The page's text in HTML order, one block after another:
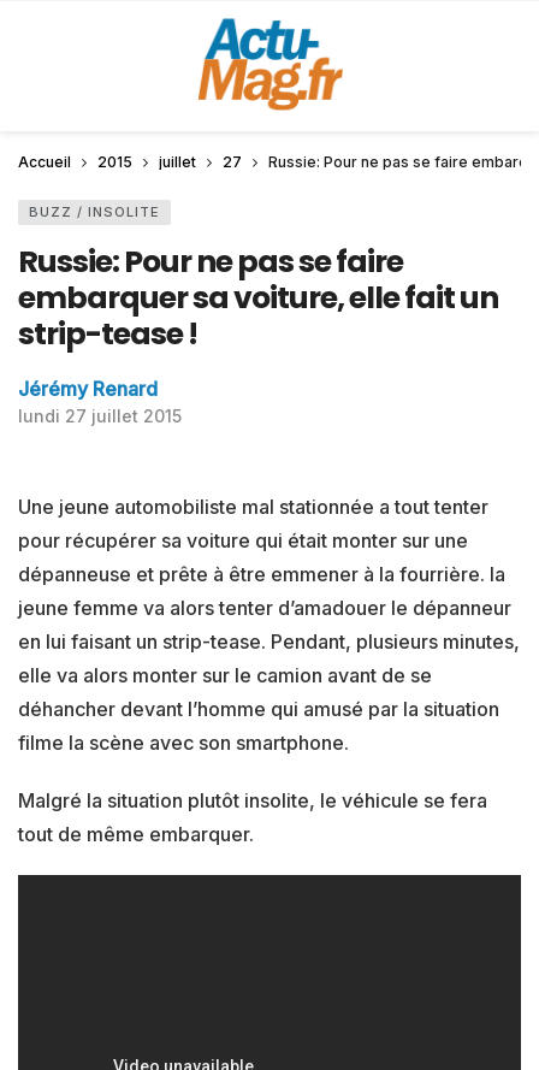
Accueil 2015 juillet 27 Russie: Pour ne pas se faire
BUZZ / INSOLITE
Russie: Pour ne pas se faire
embarquer sa voiture, elle fait un
strip-tease !
Jérémy Renard
lundi 27 juillet 2015
Une jeune automobiliste mal stationnée a tout tenter
pour récupérer sa voiture qui était monter sur une
dépanneuse et prête à être emmener à la fourrière. la
jeune femme va alors tenter d’amadouer le dépanneur
en lui faisant un strip-tease. Pendant, plusieurs minutes,
elle va alors monter sur le camion avant de se
déhancher devant l’homme qui amusé par la situation
filme la scène avec son smartphone.
Malgré la situation plutôt insolite, le véhicule se fera
tout de même embarquer.